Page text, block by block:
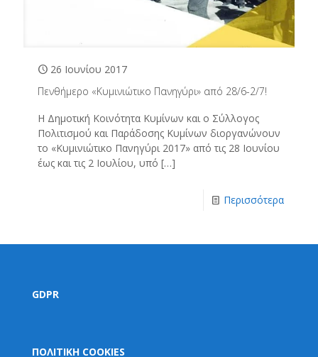
26 Ιουνίου 2017
Πενθήμερο «Κυμινιώτικο Πανηγύρι» από 28/6-2/7!
Η Δημοτική Κοινότητα Κυμίνων και ο Σύλλογος
Πολιτισμού και Παράδοσης Κυμίνων διοργανώνουν
το «Κυμινιώτικο Πανηγύρι 2017» από τις 28 Ιουνίου
έως και τις 2 Ιουλίου, υπό […]
Περισσότερα
GDPR
ΠΟΛΙΤΙΚΗ COOKIES